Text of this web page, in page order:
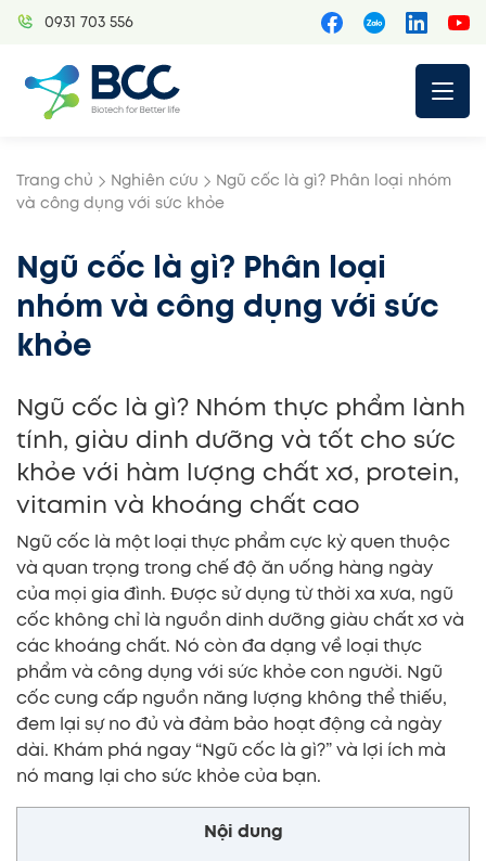
Skip
0931 703 556
Trang chủ Nghiên cứu
Ngũ cốc là gì? Phân loại nhóm
và công dụng với sức khỏe
Ngũ cốc là gì? Phân loại
nhóm và công dụng với sức
khỏe
Ngũ cốc là gì? Nhóm thực phẩm lành
tính, giàu dinh dưỡng và tốt cho sức
khỏe với hàm lượng chất xơ, protein,
vitamin và khoáng chất cao
Ngũ cốc là một loại thực phẩm cực kỳ quen thuộc
và quan trọng trong chế độ ăn uống hàng ngày
của mọi gia đình. Được sử dụng từ thời xa xưa, ngũ
cốc không chỉ là nguồn dinh dưỡng giàu chất xơ và
các khoáng chất. Nó còn đa dạng về loại thực
phẩm và công dụng với sức khỏe con người. Ngũ
cốc cung cấp nguồn năng lượng không thể thiếu,
đem lại sự no đủ và đảm bảo hoạt động cả ngày
dài. Khám phá ngay “Ngũ cốc là gì?” và lợi ích mà
nó mang lại cho sức khỏe của bạn.
Nội dung